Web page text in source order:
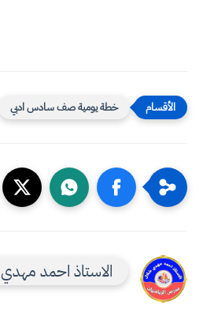
خطة يومية صف سادس ادبي
الاستاذ احمد مهدي 1